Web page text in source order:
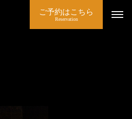
ご予約はこちら
Reservation